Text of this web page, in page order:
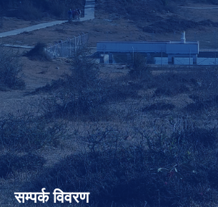
सम्पर्क विवरण